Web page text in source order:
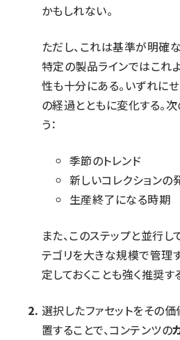
かもしれない。
ただし、これは基準が明確
特定の製品ラインではこれ
性も十分にある。いずれに
の経過とともに変化する。
う：
季節のトレンド
新しいコレクションの
生産終了になる時期
また、このステップと並行
テゴリを大きな規模で管理
定しておくことも強く推奨す
選択したファセットをその
置することで、コンテンツの